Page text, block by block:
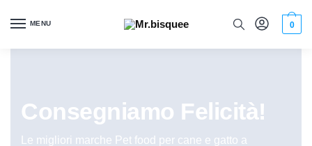
MENU 0
Consegniamo Felicità!
Le migliori marche Pet food per cane e gatto a